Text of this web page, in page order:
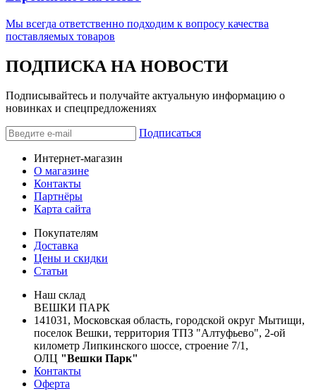
Мы всегда ответственно подходим к вопросу качества
поставляемых товаров
ПОДПИСКА НА НОВОСТИ
Подписывайтесь и получайте актуальную информацию о
новинках и спецпредложениях
Подписаться
Интернет-магазин
О магазине
Контакты
Партнёры
Карта сайта
Покупателям
Доставка
Цены и скидки
Статьи
Наш склад
ВЕШКИ ПАРК
141031, Московская область, городской округ Мытищи,
поселок Вешки, территория ТПЗ "Алтуфьево", 2-ой
километр Липкинского шоссе, строение 7/1,
ОЛЦ "Вешки Парк"
Контакты
Оферта